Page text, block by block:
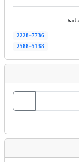
2228-7736
2588-5138